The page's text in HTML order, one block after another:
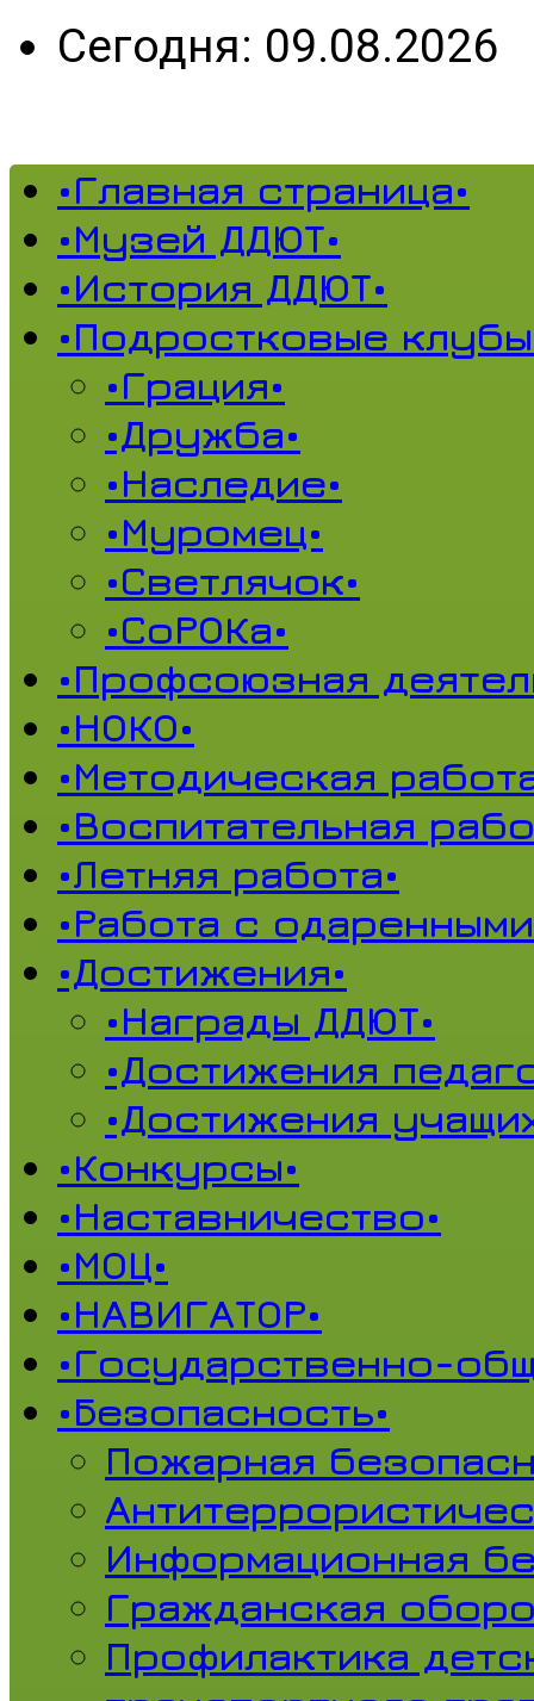
Сегодня: 09.08.2026
•Главная страница•
•Музей ДДЮТ•
•История ДДЮТ•
•Подростковые
•Грация•
•Дружба•
•Наследие•
•Муромец•
•Светлячок•
•СоРОКа•
•Профсоюзная
•НОКО•
•Методическая
•Воспитательная
•Летняя работа•
•Работа с
•Достижения•
•Награды ДДЮТ•
•Достижения
•Достижения
•Конкурсы•
•Наставничество•
•МОЦ•
•НАВИГАТОР•
•Государственно-
•Безопасность•
Пожарная
Информационная
Гражданская
Профилактика